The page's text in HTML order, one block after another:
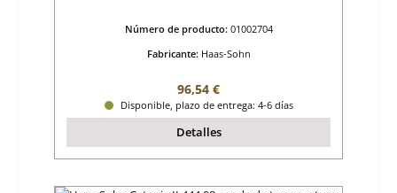
Número de producto: 01002704
Fabricante: Haas-Sohn
Precio normal:
96,54 €
Disponible, plazo de entrega: 4-6 días
Detalles